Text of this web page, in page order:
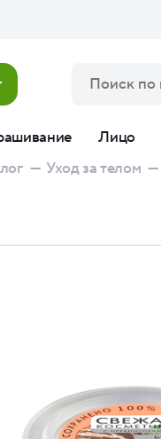
Лицо
— Уход за телом —